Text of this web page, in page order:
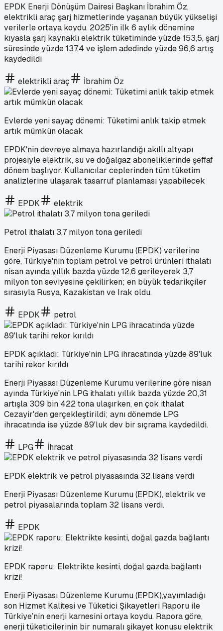
EPDK Enerji Dönüşüm Dairesi Başkanı İbrahim Öz,
elektrikli araç şarj hizmetlerinde yaşanan büyük yükselişi
verilerle ortaya koydu. 2025'in ilk 6 aylık dönemine
kıyasla şarj kaynaklı elektrik tüketiminde yüzde 153,5, şarj
süresinde yüzde 137,4 ve işlem adedinde yüzde 96,6 artış
kaydedildi
elektrikli araç İbrahim Öz
Evlerde yeni sayaç dönemi: Tüketimi anlık takip etmek
artık mümkün olacak
EPDK'nin devreye almaya hazırlandığı akıllı altyapı
projesiyle elektrik, su ve doğalgaz aboneliklerinde şeffaf
dönem başlıyor. Kullanıcılar ceplerinden tüm tüketim
analizlerine ulaşarak tasarruf planlaması yapabilecek
EPDK elektrik
Petrol ithalatı 3,7 milyon tona geriledi
Enerji Piyasası Düzenleme Kurumu (EPDK) verilerine
göre, Türkiye'nin toplam petrol ve petrol ürünleri ithalatı
nisan ayında yıllık bazda yüzde 12,6 gerileyerek 3,7
milyon ton seviyesine çekilirken; en büyük tedarikçiler
sırasıyla Rusya, Kazakistan ve Irak oldu.
EPDK petrol
EPDK açıkladı: Türkiye'nin LPG ihracatında yüzde 89'luk
tarihi rekor kırıldı
Enerji Piyasası Düzenleme Kurumu verilerine göre nisan
ayında Türkiye'nin LPG ithalatı yıllık bazda yüzde 20,31
artışla 309 bin 422 tona ulaşırken, en çok ithalat
Cezayir'den gerçekleştirildi; aynı dönemde LPG
ihracatında ise yüzde 89'luk dev bir sıçrama kaydedildi.
LPG İhracat
EPDK elektrik ve petrol piyasasında 32 lisans verdi
Enerji Piyasası Düzenleme Kurumu (EPDK), elektrik ve
petrol piyasalarında toplam 32 lisans verdi.
EPDK
EPDK raporu: Elektrikte kesinti, doğal gazda bağlantı
krizi!
Enerji Piyasası Düzenleme Kurumu (EPDK),yayımladığı
son Hizmet Kalitesi ve Tüketici Şikayetleri Raporu ile
Türkiye’nin enerji karnesini ortaya koydu. Rapora göre,
enerji tüketicilerinin bir numaralı şikayet konusu elektrik